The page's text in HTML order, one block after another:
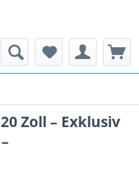
Zoll – Exklusiv